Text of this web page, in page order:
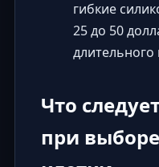
гибкие
25 до 50
Что
при